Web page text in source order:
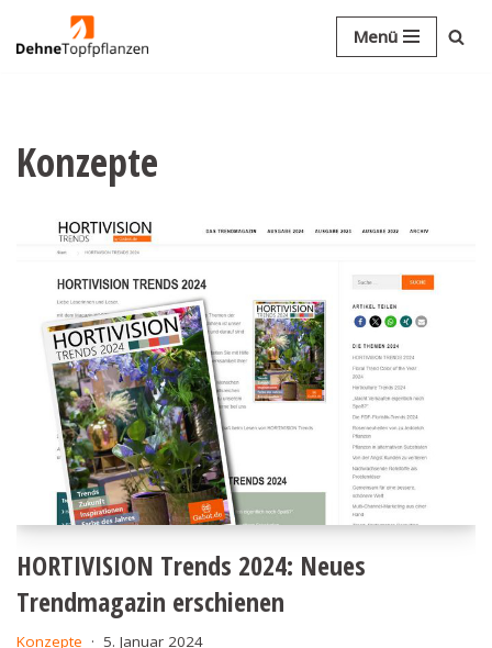
Zum
Menü
Konzepte
HORTIVISION Trends 2024: Neues
Trendmagazin erschienen
Konzepte 5. Januar 2024